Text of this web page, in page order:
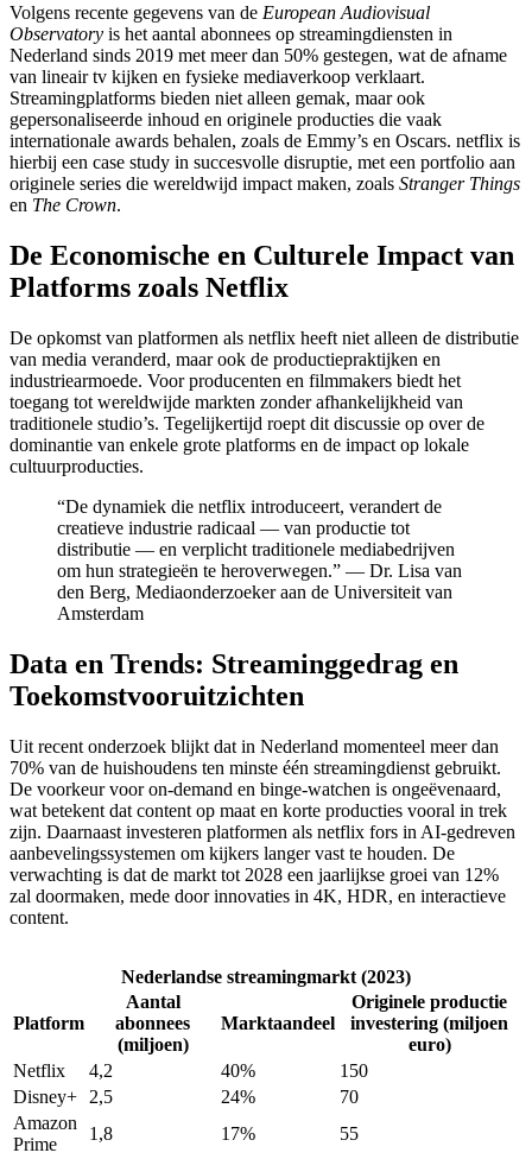
Volgens recente gegevens van de European Audiovisual
Observatory is het aantal abonnees op streamingdiensten in
Nederland sinds 2019 met meer dan 50% gestegen, wat de afname
van lineair tv kijken en fysieke mediaverkoop verklaart.
Streamingplatforms bieden niet alleen gemak, maar ook
gepersonaliseerde inhoud en originele producties die vaak
internationale awards behalen, zoals de Emmy’s en Oscars. netflix is
hierbij een case study in succesvolle disruptie, met een portfolio aan
originele series die wereldwijd impact maken, zoals Stranger Things
en The Crown.
De Economische en Culturele Impact van
Platforms zoals Netflix
De opkomst van platformen als netflix heeft niet alleen de distributie
van media veranderd, maar ook de productiepraktijken en
industriearmoede. Voor producenten en filmmakers biedt het
toegang tot wereldwijde markten zonder afhankelijkheid van
traditionele studio’s. Tegelijkertijd roept dit discussie op over de
dominantie van enkele grote platforms en de impact op lokale
cultuurproducties.
“De dynamiek die netflix introduceert, verandert de
creatieve industrie radicaal — van productie tot
distributie — en verplicht traditionele mediabedrijven
om hun strategieën te heroverwegen.” — Dr. Lisa van
den Berg, Mediaonderzoeker aan de Universiteit van
Amsterdam
Data en Trends: Streaminggedrag en
Toekomstvooruitzichten
Uit recent onderzoek blijkt dat in Nederland momenteel meer dan
70% van de huishoudens ten minste één streamingdienst gebruikt.
De voorkeur voor on-demand en binge-watchen is ongeëvenaard,
wat betekent dat content op maat en korte producties vooral in trek
zijn. Daarnaast investeren platformen als netflix fors in AI-gedreven
aanbevelingssystemen om kijkers langer vast te houden. De
verwachting is dat de markt tot 2028 een jaarlijkse groei van 12%
zal doormaken, mede door innovaties in 4K, HDR, en interactieve
content.
Nederlandse streamingmarkt (2023)
Platform
Aantal
abonnees
(miljoen)
Marktaandeel
Originele productie
investering (miljoen
euro)
Netflix
4,2 40%
150
Disney+
2,5 24%
70
Amazon
Prime
1,8 17% 55